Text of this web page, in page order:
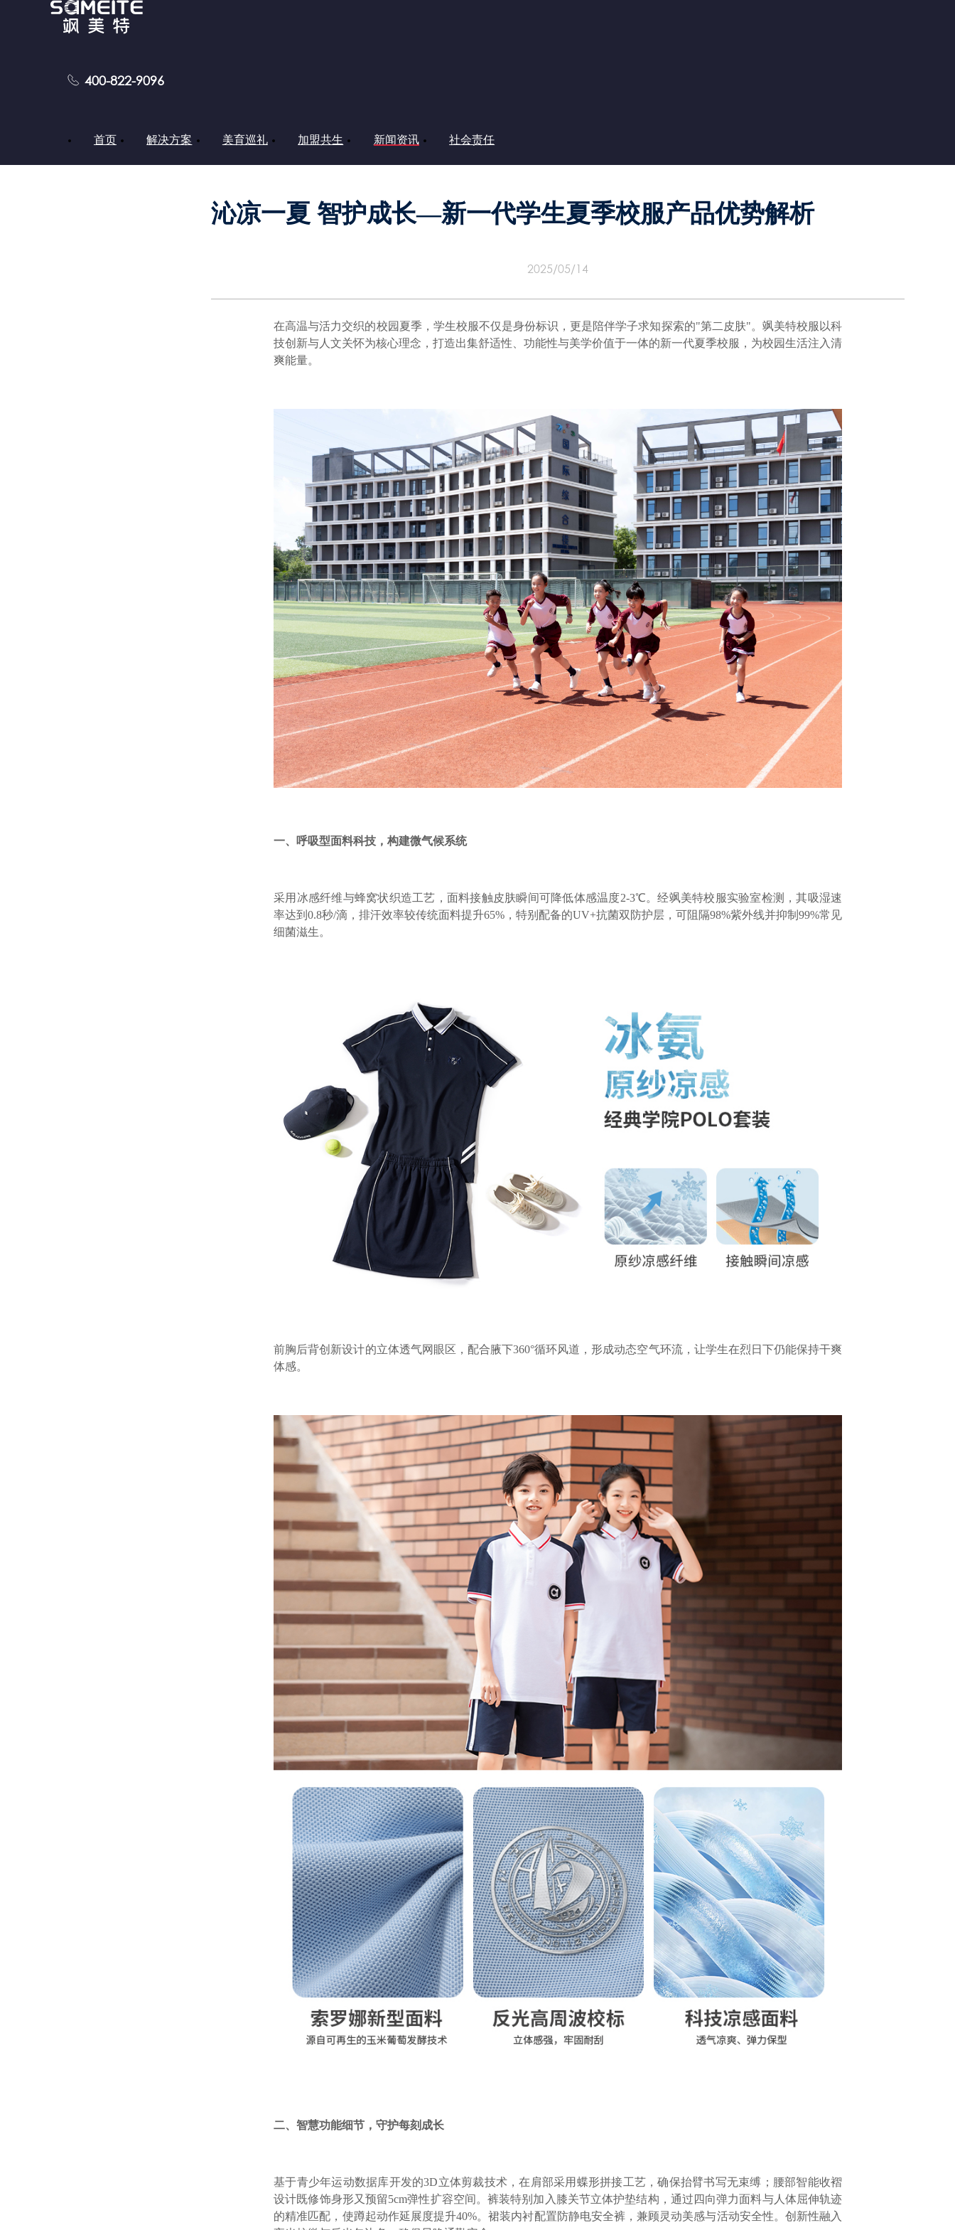
400-822-9096
首页 解决方案 美育巡礼 加盟共生 新闻资讯 社会责任
沁凉一夏 智护成长—新一代学生夏季校服产品优势解析
2025/05/14
在高温与活力交织的校园夏季，学生校服不仅是身份标识，更是陪伴学子求知探索的"第二皮肤"。飒美特校服以科
技创新与人文关怀为核心理念，打造出集舒适性、功能性与美学价值于一体的新一代夏季校服，为校园生活注入清
爽能量。
一、呼吸型面料科技，构建微气候系统
采用冰感纤维与蜂窝状织造工艺，面料接触皮肤瞬间可降低体感温度2-3℃。经飒美特校服实验室检测，其吸湿速
率达到0.8秒/滴，排汗效率较传统面料提升65%，特别配备的UV+抗菌双防护层，可阻隔98%紫外线并抑制99%常见
细菌滋生。
前胸后背创新设计的立体透气网眼区，配合腋下360°循环风道，形成动态空气环流，让学生在烈日下仍能保持干爽
体感。
二、智慧功能细节，守护每刻成长
基于青少年运动数据库开发的3D立体剪裁技术，在肩部采用蝶形拼接工艺，确保抬臂书写无束缚；腰部智能收褶
设计既修饰身形又预留5cm弹性扩容空间。裤装特别加入膝关节立体护垫结构，通过四向弹力面料与人体屈伸轨迹
的精准匹配，使蹲起动作延展度提升40%。裙装内衬配置防静电安全裤，兼顾灵动美感与活动安全性。创新性融入